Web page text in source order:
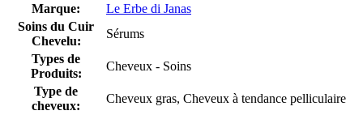
Marque:
Le Erbe di Janas
Soins du Cuir
Chevelu:
Sérums
Types de
Produits:
Cheveux - Soins
Type de
cheveux:
Cheveux gras, Cheveux à tendance pelliculaire